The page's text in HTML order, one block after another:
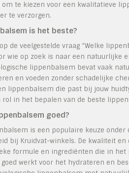
om te kiezen voor een kwalitatieve
te verzorgen.
is het beste?
de veelgestelde vraag “Welke
wie op zoek is naar een
lippenbalsem bevat vaak
en voeden zonder schadelijke
lippenbalsem die past bij jouw
rol in het bepalen van de beste
goed?
is een populaire keuze
bij Kruidvat-winkels. De kwaliteit
formule en ingrediënten die in
werkt voor het hydrateren en